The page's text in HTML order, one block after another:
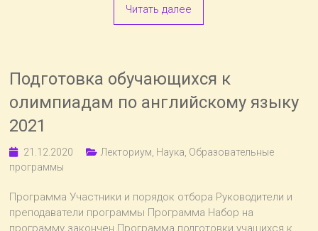
Читать далее
Подготовка обучающихся к
олимпиадам по английскому языку
2021
21.12.2020 Лекториум Наука Образовательные
программы
Программа Участники и порядок отбора Руководители и
преподаватели программы Программа Набор на
программу закончен Программа подготовки учащихся к